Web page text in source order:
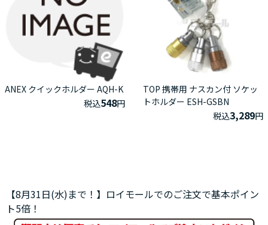
ANEX クイックホルダー AQH-K
税込548円
TOP 携帯用 ナスカン付 ソケッ
トホルダー ESH-GSBN
税込3,289円
【8月31日(水)まで！】ロイモールでのご注文で基本ポイン
ト5倍！